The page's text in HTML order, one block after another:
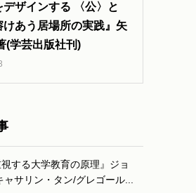
デザインする 〈公〉と
けあう居場所の実践』矢
(学芸出版社刊)
視する大学教育の原理』ジョ
サリン・タン/グレゴール...